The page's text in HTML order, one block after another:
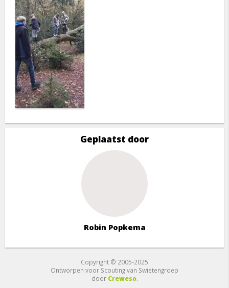
Geplaatst door
Robin Popkema
Copyright © 2005-2025
Ontworpen voor Scouting van Swietengroep
door Creweso.